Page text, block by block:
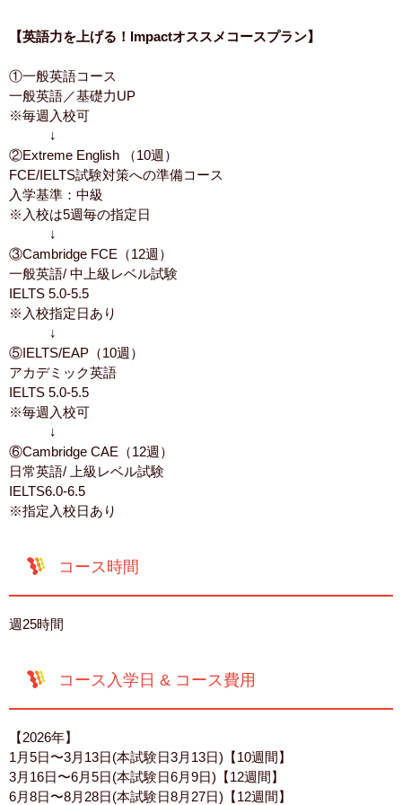
【英語力を上げる！Impactオススメコースプラン】
①一般英語コース
一般英語／基礎力UP
※毎週入校可
↓
②Extreme English （10週）
FCE/IELTS試験対策への準備コース
入学基準：中級
※入校は5週毎の指定日
↓
③Cambridge FCE（12週）
一般英語/ 中上級レベル試験
IELTS 5.0-5.5
※入校指定日あり
↓
⑤IELTS/EAP（10週）
アカデミック英語
IELTS 5.0-5.5
※毎週入校可
↓
⑥Cambridge CAE（12週）
日常英語/ 上級レベル試験
IELTS6.0-6.5
※指定入校日あり
コース時間
週25時間
コース入学日 & コース費用
【2026年】
1月5日〜3月13日(本試験日3月13日)【10週間】
3月16日〜6月5日(本試験日6月9日)【12週間】
6月8日〜8月28日(本試験日8月27日)【12週間】